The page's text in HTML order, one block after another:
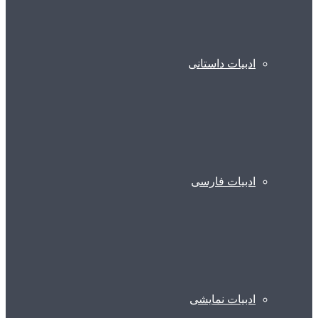
ادبیات داستانی
ادبیات فارسی
ادبیات نمایشی